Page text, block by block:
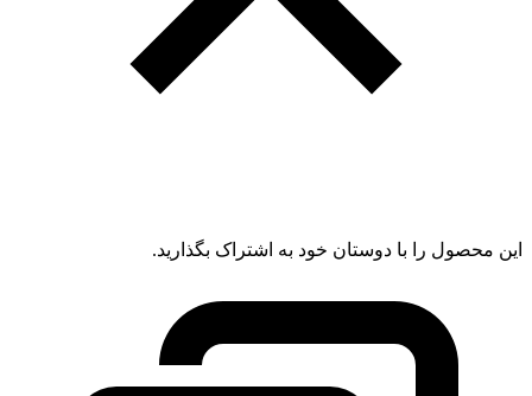
این محصول را با دوستان خود به اشتراک بگذارید.